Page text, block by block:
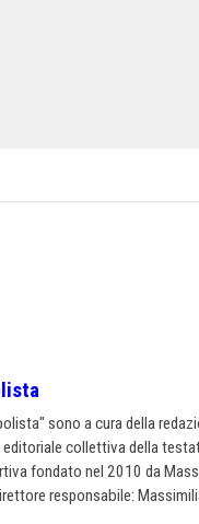
sono a cura della
editoriale collettiva della
fondato nel 2010 da
responsabile: